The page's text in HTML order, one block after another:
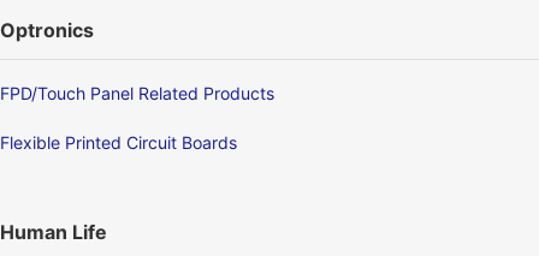
Optronics
FPD/Touch Panel Related Products
Flexible Printed Circuit Boards
Human Life